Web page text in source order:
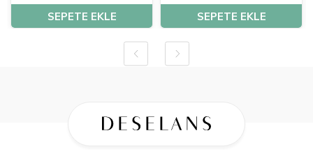
SEPETE EKLE SEPETE EKLE